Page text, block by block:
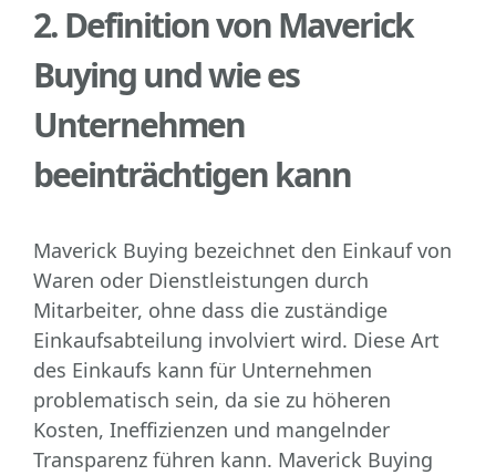
2. Definition von Maverick
Buying und wie es
Unternehmen
beeinträchtigen kann
Maverick Buying bezeichnet den Einkauf von
Waren oder Dienstleistungen durch
Mitarbeiter, ohne dass die zuständige
Einkaufsabteilung involviert wird. Diese Art
des Einkaufs kann für Unternehmen
problematisch sein, da sie zu höheren
Kosten, Ineffizienzen und mangelnder
Transparenz führen kann. Maverick Buying